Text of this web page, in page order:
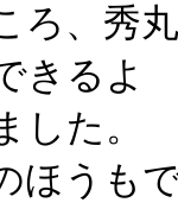
ろ、秀
きるよ
した。
ほうも